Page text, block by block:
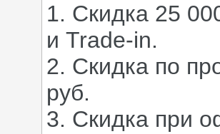
1. Скидка 25
и Trade-in.
2. Скидка по
руб.
3. Скидка при